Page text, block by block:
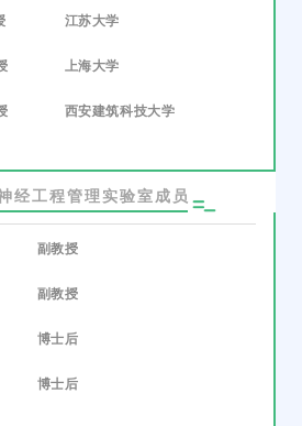
江苏大学
上海大学
西安建筑科技大学
经工程管理实验室成员
副教授
副教授
博士后
博士后